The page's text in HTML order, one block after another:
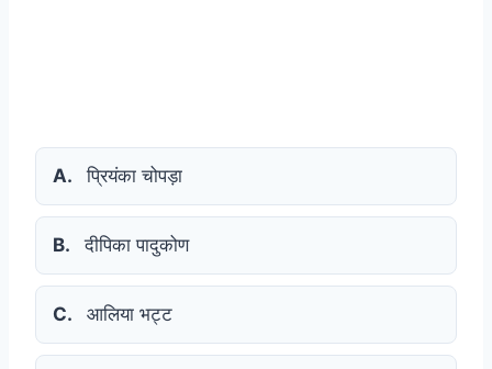
A. प्रियंका चोपड़ा
B. दीपिका पादुकोण
C. आलिया भट्ट